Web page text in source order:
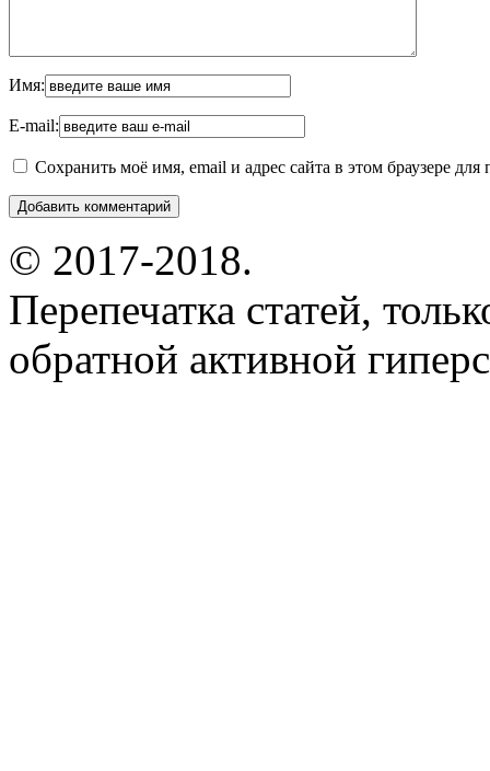
Имя:
E-mail:
Сохранить моё имя, email и адрес сайта в этом браузере
© 2017-2018.
Перепечатка статей,
обратной активной